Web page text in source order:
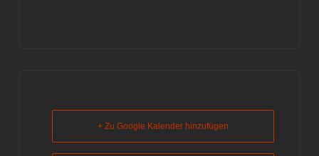
+ Zu Google Kalender hinzufügen